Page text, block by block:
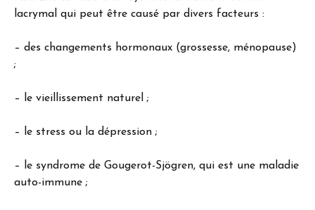
lacrymal qui peut être causé par divers facteurs :
– des changements hormonaux (grossesse, ménopause)
;
– le vieillissement naturel ;
– le stress ou la dépression ;
– le syndrome de Gougerot-Sjögren, qui est une maladie
auto-immune ;